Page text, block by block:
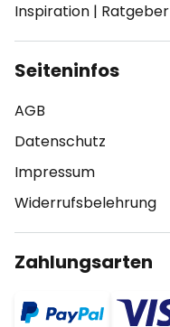
Inspiration | Ratgeber
Seiteninfos
AGB
Datenschutz
Impressum
Widerrufsbelehrung
Zahlungsarten